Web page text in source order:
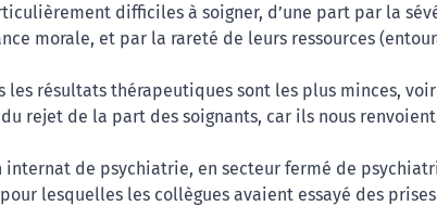
difficiles à soigner, d’une part par la
morale, et par la rareté de leurs ressources
les résultats thérapeutiques sont les plus minces,
rejet de la part des soignants, car ils nous
internat de psychiatrie, en secteur fermé de
lesquelles les collègues avaient essayé des